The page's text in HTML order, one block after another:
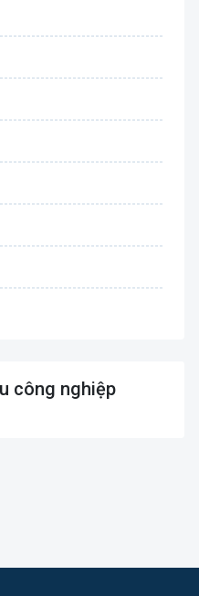
công nghiệp